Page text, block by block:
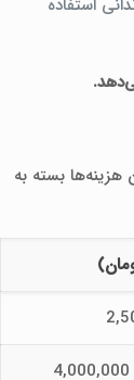
هزینه‌ها بسته به